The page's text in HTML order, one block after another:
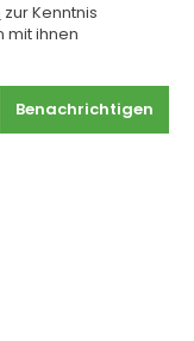
zur Kenntnis
mit ihnen
Benachrichtigen